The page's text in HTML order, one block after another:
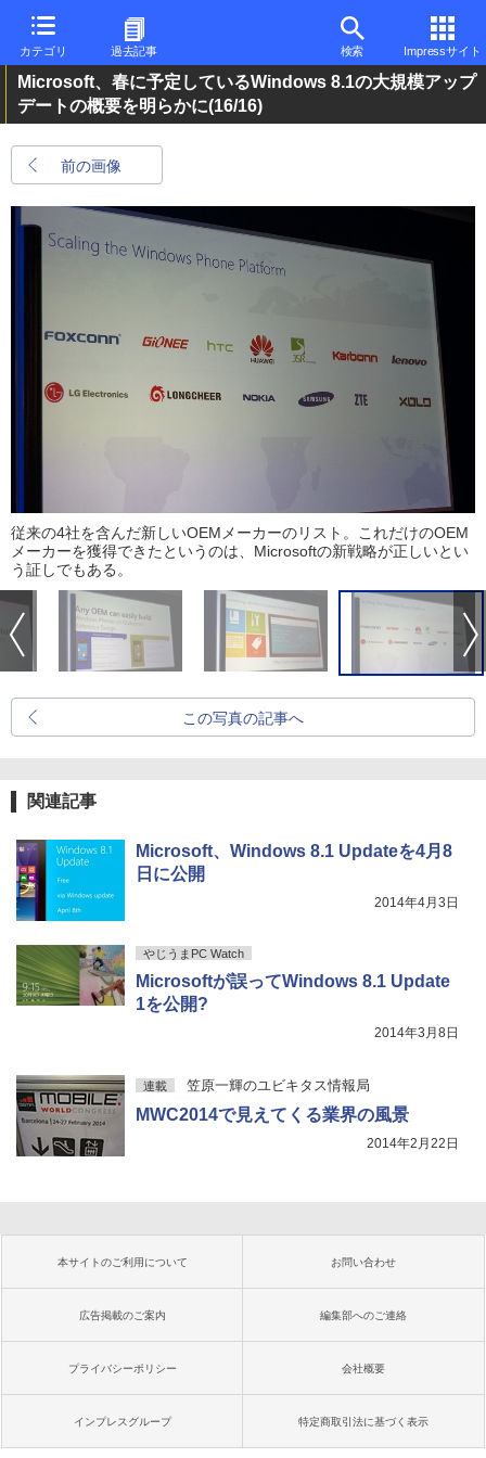
カテゴリ 過去記事 検索 Impressサイト
Microsoft、春に予定しているWindows 8.1の大規模アップ
デートの概要を明らかに(16/16)
前の画像
従来の4社を含んだ新しいOEMメーカーのリスト。これだけのOEM
メーカーを獲得できたというのは、Microsoftの新戦略が正しいとい
う証しでもある。
この写真の記事へ
関連記事
Microsoft、Windows 8.1 Updateを4月8
日に公開
2014年4月3日
やじうまPC Watch
Microsoftが誤ってWindows 8.1 Update
1を公開?
2014年3月8日
連載 笠原一輝のユビキタス情報局
MWC2014で見えてくる業界の風景
2014年2月22日
本サイトのご利用について お問い合わせ
広告掲載のご案内 編集部へのご連絡
プライバシーポリシー 会社概要
インプレスグループ 特定商取引法に基づく表示